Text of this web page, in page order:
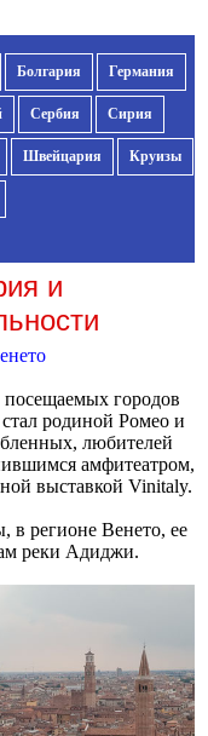
Болгария Германия
Сербия Сирия
Швейцария Круизы
и
городов
родиной Ромео и
любителей
амфитеатром,
выставкой Vinitaly.
в регионе Венето, ее
реки Адиджи.